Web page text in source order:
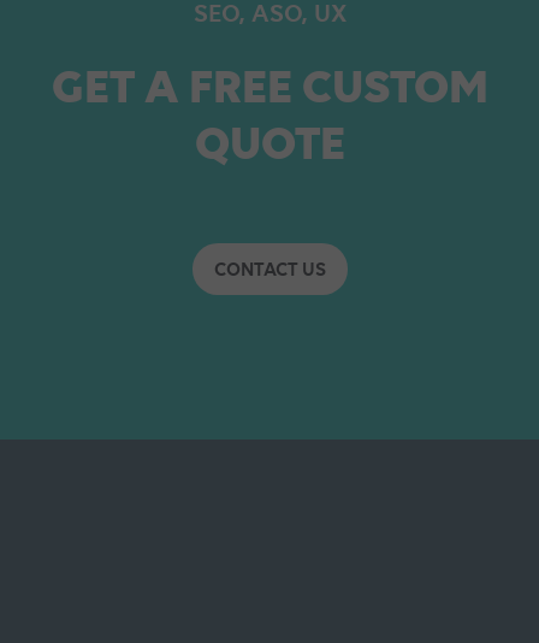
SEO, ASO, UX
GET A FREE CUSTOM
QUOTE
CONTACT US